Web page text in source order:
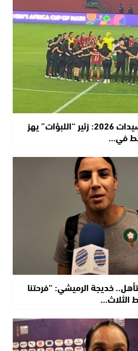
كأس أمم إفريقيا للسيدات 2026: زئير “اللبؤات” يهز
في…
خديجة الرميشي: “فرحتنا
الثلاث…